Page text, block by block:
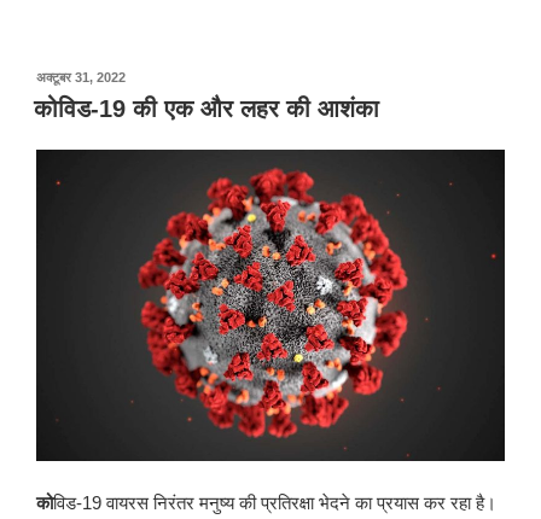
अक्टूबर 31, 2022पर
प्रकाशित
किया
कोविड-19 की एक और लहर की आशंका
कोविड-19 वायरस निरंतर मनुष्य की प्रतिरक्षा भेदने का प्रयास कर रहा है।